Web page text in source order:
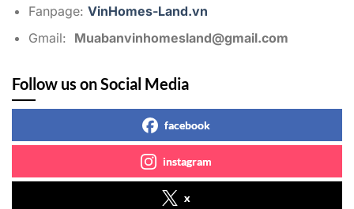
Fanpage: VinHomes-Land.vn
Gmail: Muabanvinhomesland@gmail.com
Follow us on Social Media
facebook
instagram
x